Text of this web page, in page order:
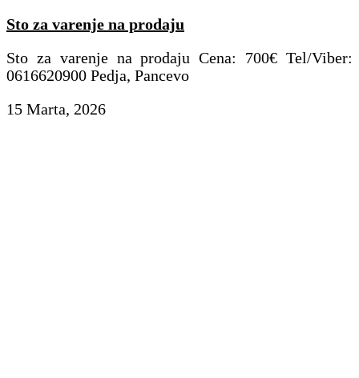
Sto za varenje na prodaju
Sto za varenje na prodaju Cena: 700€ Tel/Viber:
0616620900 Pedja, Pancevo
15 Marta, 2026